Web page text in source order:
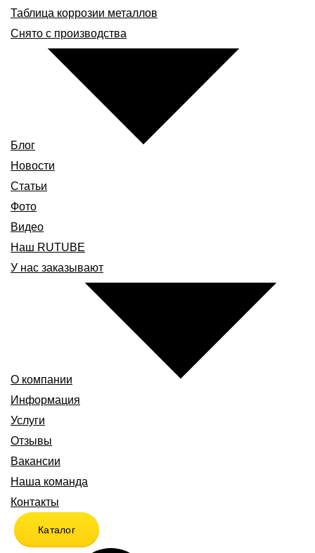
Таблица коррозии металлов
Снято с производства
Блог
Новости
Статьи
Фото
Видео
Наш RUTUBE
У нас заказывают
О компании
Информация
Услуги
Отзывы
Вакансии
Наша команда
Контакты
Каталог